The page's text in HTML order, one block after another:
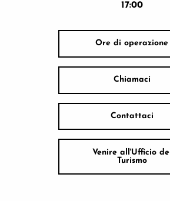
17:00
Ore di operazione
Chiamaci
Contattaci
Venire all'Ufficio del
Turismo